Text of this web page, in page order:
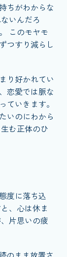
ちがわからな
いんだろ
このモヤモ
つすり減らし
り好かれてい
恋愛では脈な
ていきます。
いのにわから
む正体のひ
度に落ち込
、心は休ま
片思いの疲